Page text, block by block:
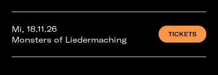
Mi, 18.11.26
Monsters of Liedermaching
TICKETS